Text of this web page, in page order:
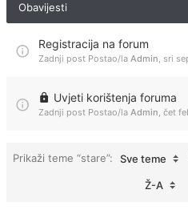
Obavijesti
Registracija na forum
Zadnji post Postao/la Admin, sri
Uvjeti korištenja foruma
Zadnji post Postao/la Admin, čet
Prikaži teme “stare”: Sve teme
Ž-A